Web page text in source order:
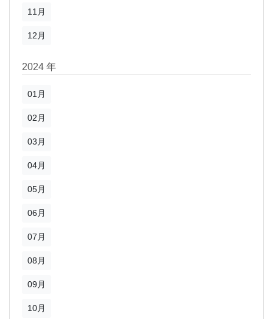
11月
12月
2024 年
01月
02月
03月
04月
05月
06月
07月
08月
09月
10月